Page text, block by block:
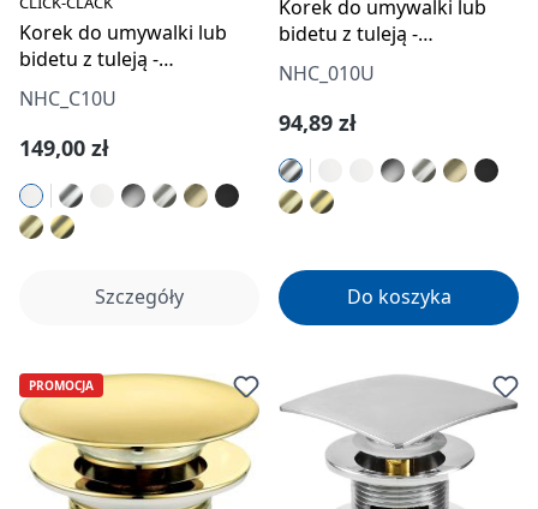
Korek do umywalki lub
bidetu z tuleją -
ceramiczny
NHC_C10U
Cena regularna:
149,00 zł
Szczegóły
Korek do umywalki lub
bidetu z tuleją -
uniwersalny
NHC_010U
Cena regularna:
94,89 zł
Do koszyka
PROMOCJA